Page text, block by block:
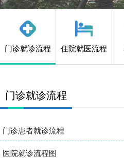
门诊就诊流程 住院就医流程
门诊就诊流程
门诊患者就诊流程
医院就诊流程图